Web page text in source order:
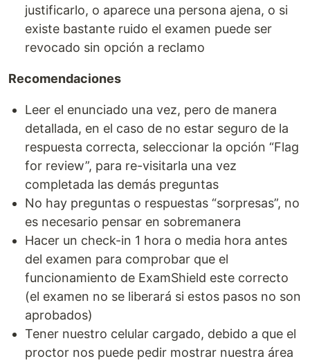
justificarlo, o aparece una persona ajena, o si
existe bastante ruido el examen puede ser
revocado sin opción a reclamo
Recomendaciones
Leer el enunciado una vez, pero de manera
detallada, en el caso de no estar seguro de la
respuesta correcta, seleccionar la opción “Flag
for review”, para re-visitarla una vez
completada las demás preguntas
No hay preguntas o respuestas “sorpresas”, no
es necesario pensar en sobremanera
Hacer un check-in 1 hora o media hora antes
del examen para comprobar que el
funcionamiento de ExamShield este correcto
(el examen no se liberará si estos pasos no son
aprobados)
Tener nuestro celular cargado, debido a que el
proctor nos puede pedir mostrar nuestra área